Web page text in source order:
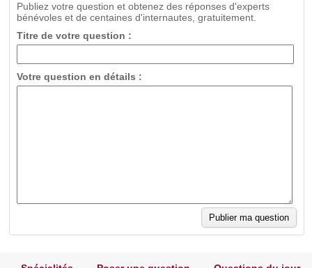
Publiez votre question et obtenez des réponses d'experts
bénévoles et de centaines d'internautes, gratuitement.
Titre de votre question :
Votre question en détails :